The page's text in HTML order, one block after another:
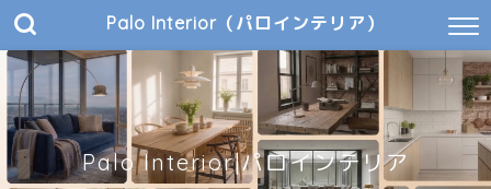
Palo Interior（パロインテリア）
Palo Interior|パロインテリア